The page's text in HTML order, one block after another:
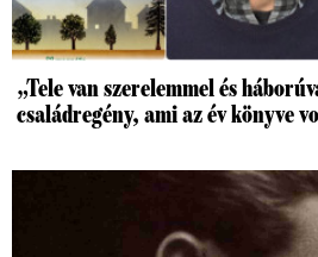
„Tele van szerelemmel és
családregény, ami az év könyve